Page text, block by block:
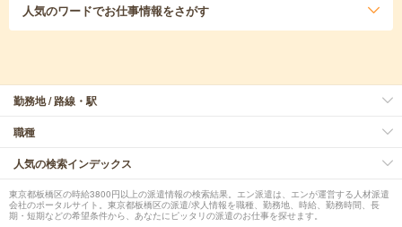
人気のワードでお仕事情報をさがす
勤務地 / 路線・駅
職種
人気の検索インデックス
東京都板橋区の時給3800円以上の派遣情報の検索結果。エン派遣は、エンが運営する人材派遣
会社のポータルサイト。東京都板橋区の派遣/求人情報を職種、勤務地、時給、勤務時間、長
期・短期などの希望条件から、あなたにピッタリの派遣のお仕事を探せます。